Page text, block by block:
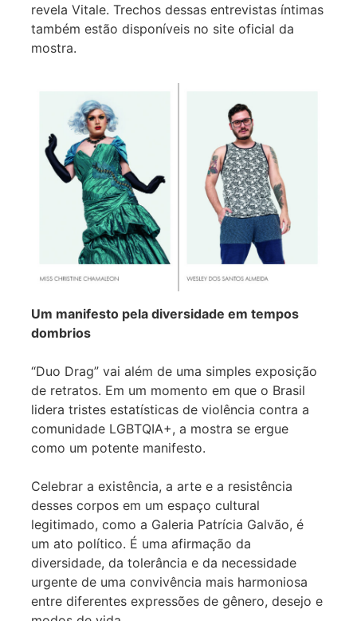
revela Vitale. Trechos dessas entrevistas íntimas
também estão disponíveis no site oficial da
mostra.
Um manifesto pela diversidade em tempos
dombrios
“Duo Drag” vai além de uma simples exposição
de retratos. Em um momento em que o Brasil
lidera tristes estatísticas de violência contra a
comunidade LGBTQIA+, a mostra se ergue
como um potente manifesto.
Celebrar a existência, a arte e a resistência
desses corpos em um espaço cultural
legitimado, como a Galeria Patrícia Galvão, é
um ato político. É uma afirmação da
diversidade, da tolerância e da necessidade
urgente de uma convivência mais harmoniosa
entre diferentes expressões de gênero, desejo e